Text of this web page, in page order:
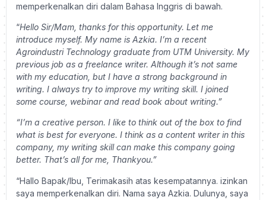
memperkenalkan diri dalam Bahasa Inggris di bawah.
“Hello Sir/Mam, thanks for this opportunity. Let me
introduce myself. My name is Azkia. I’m a recent
Agroindustri Technology graduate from UTM University. My
previous job as a freelance writer. Although it’s not same
with my education, but I have a strong background in
writing. I always try to improve my writing skill. I joined
some course, webinar and read book about writing.”
“I’m a creative person. I like to think out of the box to find
what is best for everyone. I think as a content writer in this
company, my writing skill can make this company going
better. That’s all for me, Thankyou.”
“Hallo Bapak/Ibu, Terimakasih atas kesempatannya. izinkan
saya memperkenalkan diri. Nama saya Azkia. Dulunya, saya